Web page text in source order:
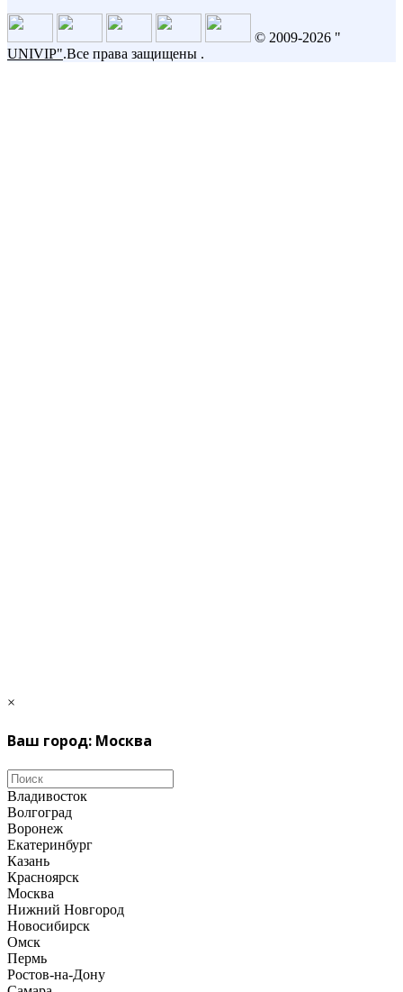
© 2009-2026 "
UNIVIP".Все права защищены .
×
Ваш город: Москва
Владивосток
Волгоград
Воронеж
Екатеринбург
Казань
Красноярск
Москва
Нижний Новгород
Новосибирск
Омск
Пермь
Ростов-на-Дону